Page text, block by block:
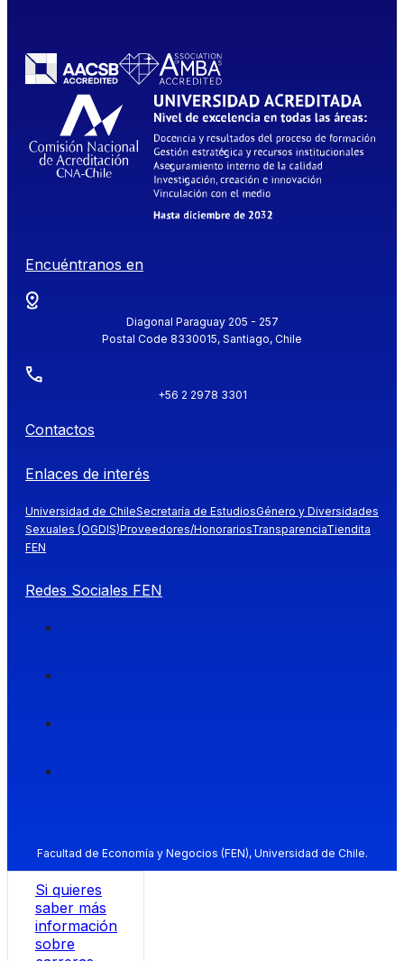
Encuéntranos en
Diagonal Paraguay 205 - 257
Postal Code 8330015, Santiago, Chile
+56 2 2978 3301
Contactos
Enlaces de interés
Universidad de ChileSecretaría de EstudiosGénero y Diversidades
Sexuales (OGDIS)Proveedores/HonorariosTransparenciaTiendita
FEN
Redes Sociales FEN
Facultad de Economía y Negocios (FEN), Universidad de Chile.
Si quieres
saber más
información
sobre